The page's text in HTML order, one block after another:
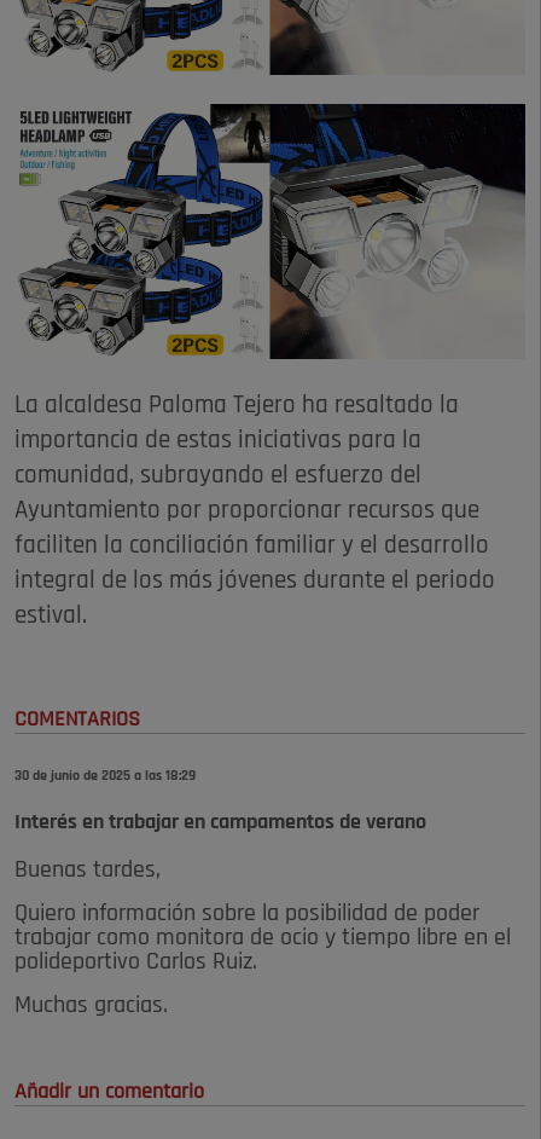
La alcaldesa Paloma Tejero ha resaltado la
importancia de estas iniciativas para la
comunidad, subrayando el esfuerzo del
Ayuntamiento por proporcionar recursos que
faciliten la conciliación familiar y el desarrollo
integral de los más jóvenes durante el periodo
estival.
COMENTARIOS
30 de junio de 2025 a las 18:29
Interés en trabajar en campamentos de verano
Buenas tardes,
Quiero información sobre la posibilidad de poder
trabajar como monitora de ocio y tiempo libre en el
polideportivo Carlos Ruiz.
Muchas gracias.
Añadir un comentario